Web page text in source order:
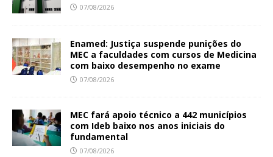
07/08/2026
Enamed: Justiça suspende punições do
MEC a faculdades com cursos de Medicina
com baixo desempenho no exame
07/08/2026
MEC fará apoio técnico a 442 municípios
com Ideb baixo nos anos iniciais do
fundamental
07/08/2026